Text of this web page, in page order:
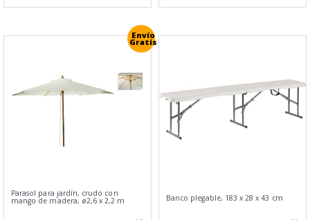
Envío
Gratis
Parasol para jardín, crudo con
mango de madera, ø2,6 x 2,2 m Banco plegable, 183 x 28 x 43 cm